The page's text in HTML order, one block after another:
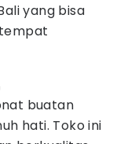
yang bisa
buatan
hati. Toko ini